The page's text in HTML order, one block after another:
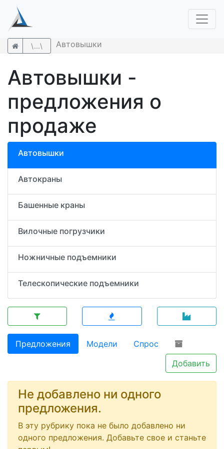
\...\ Автовышки
Автовышки -
предложения о
продаже
Автовышки
Автокраны
Башенные краны
Вилочные погрузчики
Ножничные подъемники
Телескопические подъемники
Предложения Модели
Спрос
Добавить
Не добавлено ни одного
предложения.
В эту рубрику пока не было добавлено ни
одного предложения. Добавьте свое и станьте